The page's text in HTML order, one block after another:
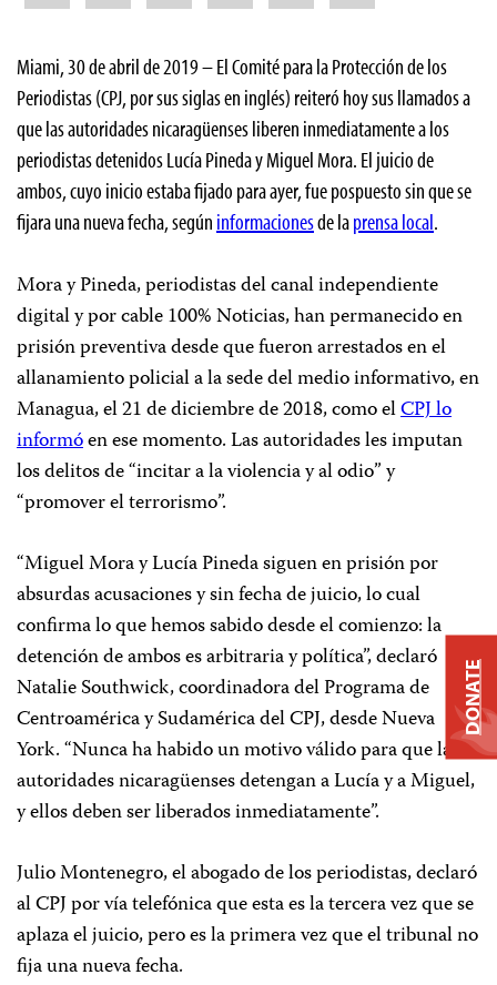
Miami, 30 de abril de 2019 – El Comité para la Protección de los
Periodistas (CPJ, por sus siglas en inglés) reiteró hoy sus llamados a
que las autoridades nicaragüenses liberen inmediatamente a los
periodistas detenidos Lucía Pineda y Miguel Mora. El juicio de
ambos, cuyo inicio estaba fijado para ayer, fue pospuesto sin que se
fijara una nueva fecha, según informacionesde laprensa local.
Mora y Pineda, periodistas del canal independiente
digital y por cable 100% Noticias, han permanecido en
prisión preventiva desde que fueron arrestados en el
allanamiento policial a la sede del medio informativo, en
Managua, el 21 de diciembre de 2018, como elCPJ lo
informóen ese momento. Las autoridades les imputan
los delitos de “incitar a la violencia y al odio” y
“promover el terrorismo”.
“Miguel Mora y Lucía Pineda siguen en prisión por
absurdas acusaciones y sin fecha de juicio, lo cual
confirma lo que hemos sabido desde el comienzo: la
detención de ambos es arbitraria y política”, declaró
Natalie Southwick, coordinadora del Programa de
Centroamérica y Sudamérica del CPJ, desde Nueva
York. “Nunca ha habido un motivo válido para que las
autoridades nicaragüenses detengan a Lucía y a Miguel,
y ellos deben ser liberados inmediatamente”.
Julio Montenegro, el abogado de los periodistas, declaró
al CPJ por vía telefónica que esta es la tercera vez que se
aplaza el juicio, pero es la primera vez que el tribunal no
fija una nueva fecha.
DONATE